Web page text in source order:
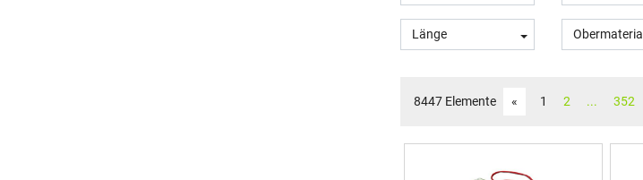
Länge Obermaterial
8447 Elemente « 1 2 ... 352